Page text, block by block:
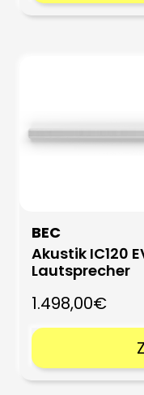
BEC
Akustik IC120
Lautsprecher
1.498,00€